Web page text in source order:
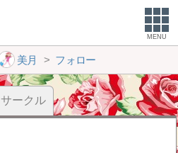
MENU
美月 フォロー
サークル